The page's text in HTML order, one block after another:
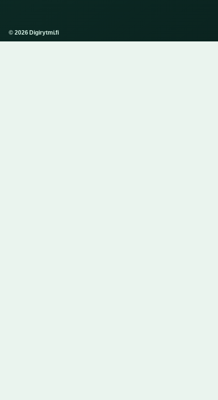
© 2026 Digirytmi.fi